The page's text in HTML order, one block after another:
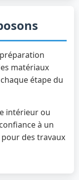
matériaux
étape du
intérieur ou
à un
des travaux